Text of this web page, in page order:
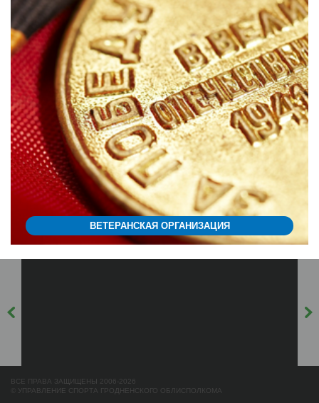
ВЕТЕРАНСКАЯ ОРГАНИЗАЦИЯ
ВСЕ ПРАВА ЗАЩИЩЕНЫ 2006-2026
© УПРАВЛЕНИЕ СПОРТА ГРОДНЕНСКОГО ОБЛИСПОЛКОМА